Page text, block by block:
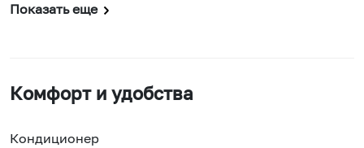
Показать еще
Комфорт и удобства
Кондиционер